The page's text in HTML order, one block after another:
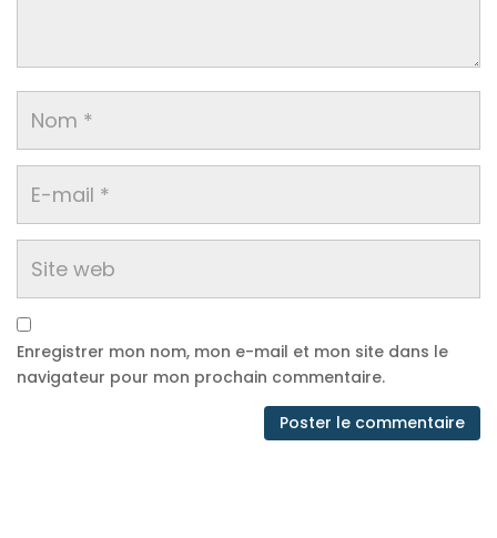
Enregistrer mon nom, mon e-mail et mon site dans le
navigateur pour mon prochain commentaire.